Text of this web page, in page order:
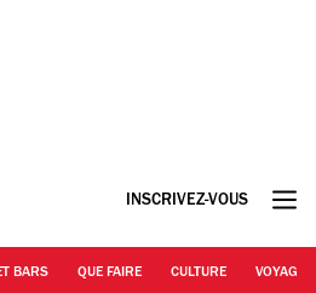
INSCRIVEZ-VOUS
BARS QUE FAIRE CULTURE VOYAGE